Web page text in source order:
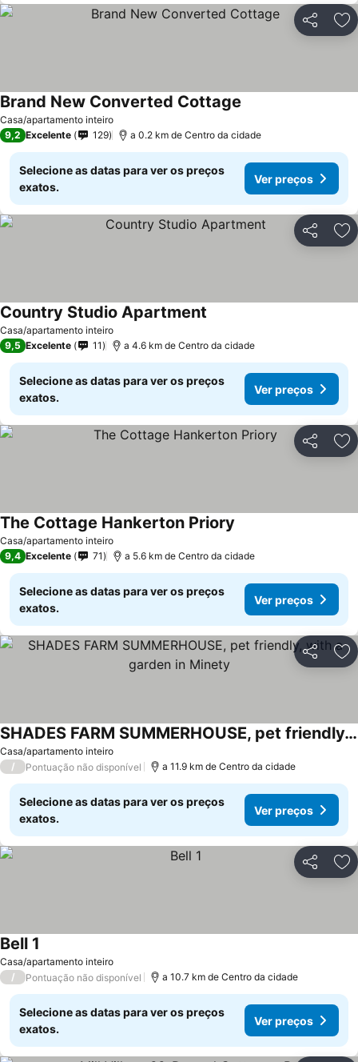
Partilhar
Casa/apartamento inteiro
Brand New Converted Cottage
9,2 Excelente 129 a 0.2 km de Centro da cidade
Selecione as datas para ver os preços
exatos.
Ver preços
Partilhar
Casa/apartamento inteiro
Country Studio Apartment
9,5 Excelente 11 a 4.6 km de Centro da cidade
Selecione as datas para ver os preços
exatos.
Ver preços
Partilhar
Casa/apartamento inteiro
The Cottage Hankerton Priory
9,4 Excelente 71 a 5.6 km de Centro da cidade
Selecione as datas para ver os preços
exatos.
Ver preços
Partilhar
Casa/apartamento inteiro
SHADES FARM SUMMERHOUSE, pet friendly, with a garden in Minety
/ Pontuação não disponível a 11.9 km de Centro da cidade
Selecione as datas para ver os preços
exatos.
Ver preços
Partilhar
Casa/apartamento inteiro
Bell 1
/ Pontuação não disponível a 10.7 km de Centro da cidade
Selecione as datas para ver os preços
exatos.
Ver preços